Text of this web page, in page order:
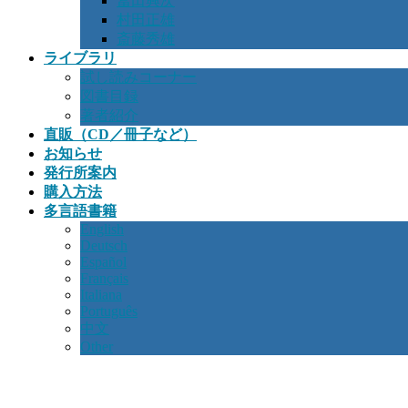
村田正雄
斎藤秀雄
ライブラリ
試し読みコーナー
図書目録
著者紹介
直販（CD／冊子など）
お知らせ
発行所案内
購入方法
多言語書籍
English
Deutsch
Español
Français
Italiana
Português
中文
Other